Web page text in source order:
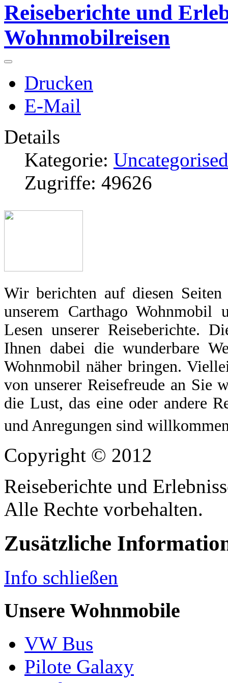
Reiseberichte und
Wohnmobilreisen
Drucken
E-Mail
Details
Kategorie: Uncategorised
Zugriffe: 49626
Wir berichten auf diesen
unserem Carthago
Lesen unserer Reiseberichte.
Ihnen dabei die wunderbare
Wohnmobil näher bringen.
von unserer Reisefreude an Sie
die Lust, das eine oder andere
und Anregungen sind
Copyright © 2012
Reiseberichte und
Alle Rechte vorbehalten.
Zusätzliche
Info schließen
Unsere Wohnmobile
VW Bus
Pilote Galaxy